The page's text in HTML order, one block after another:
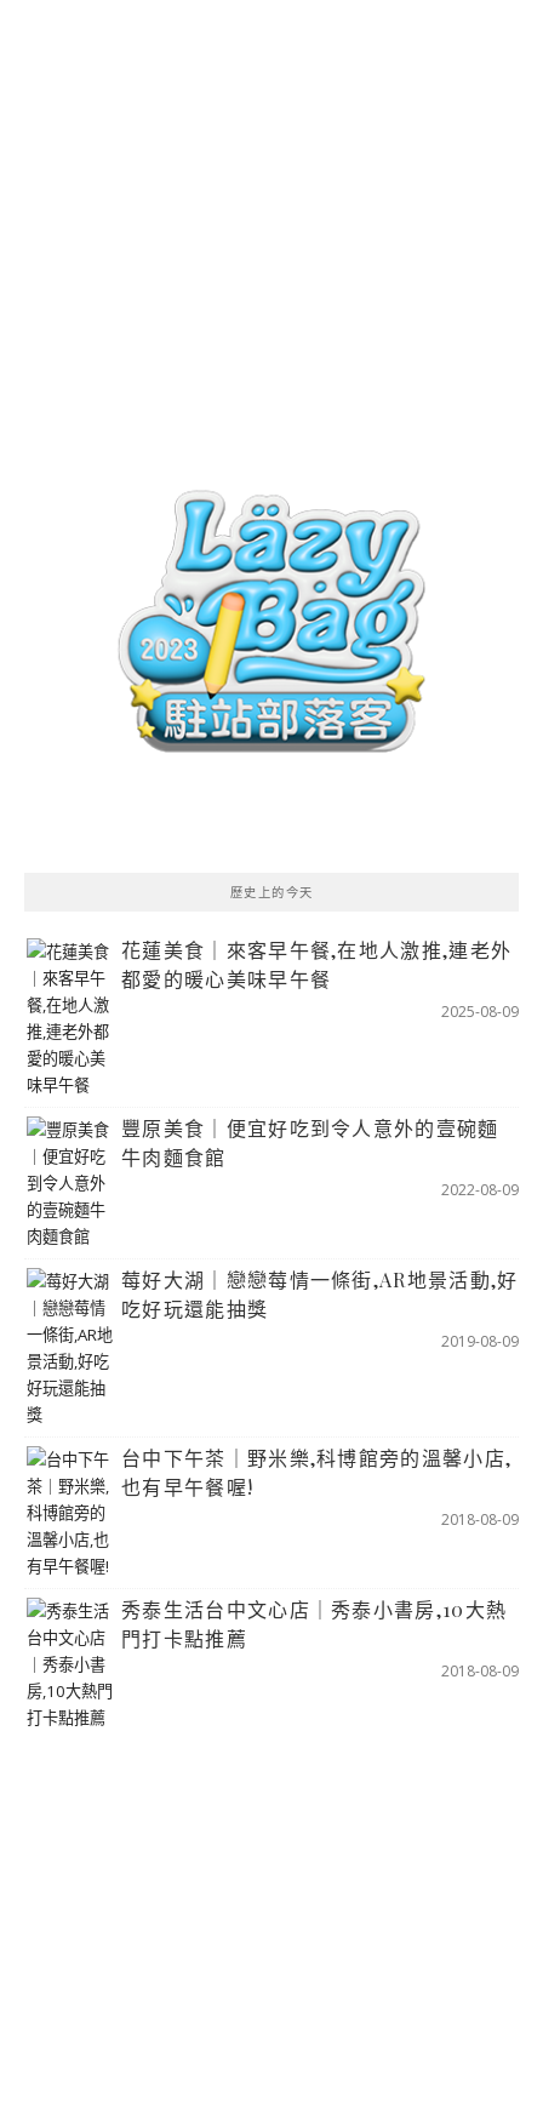
歷史上的今天
花蓮美食｜來客早午餐,在地人激推,連老外
都愛的暖心美味早午餐
2025-08-09
豐原美食｜便宜好吃到令人意外的壹碗麵
牛肉麵食館
2022-08-09
莓好大湖｜戀戀莓情一條街,AR地景活動,好
吃好玩還能抽獎
2019-08-09
台中下午茶｜野米樂,科博館旁的溫馨小店,
也有早午餐喔!
2018-08-09
秀泰生活台中文心店｜秀泰小書房,10大熱
門打卡點推薦
2018-08-09